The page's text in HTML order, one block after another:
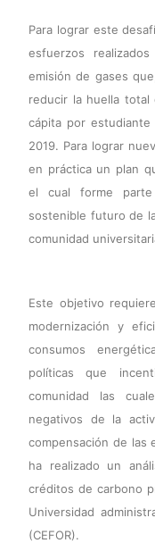
Para lograr este
esfuerzos
emisión de gases
reducir la huella
cápita por
2019. Para lograr
en práctica un plan
el cual forme
sostenible futuro de
comunidad
Este objetivo
modernización y
consumos
políticas que
comunidad las
negativos de la
compensación de las
ha realizado un
créditos de carbono
Universidad
(CEFOR).